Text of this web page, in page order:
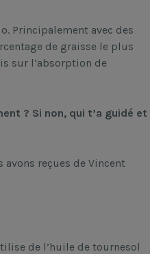
Principalement avec des
de graisse le plus
sur l’absorption de
? Si non, qui t’a guidé et
avons reçues de Vincent
de l’huile de tournesol